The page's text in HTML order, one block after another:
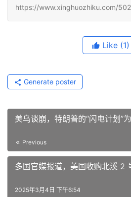
https://www.xinghuozhiku.com/
Like (1)
Generate poster
美乌谈崩，特朗普的“闪电计划”
Previous
多国官媒报道，美国收购北溪 2
2025年3月4日 下午6:54